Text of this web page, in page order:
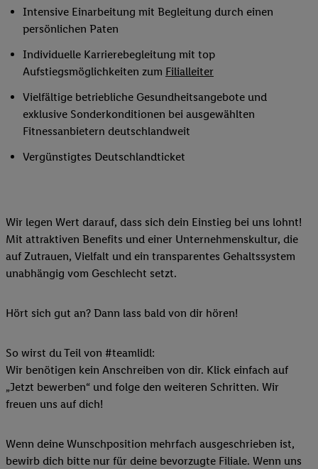
Intensive Einarbeitung mit Begleitung durch einen
persönlichen Paten
Individuelle Karrierebegleitung mit top
Aufstiegsmöglichkeiten zum Filialleiter
Vielfältige betriebliche Gesundheitsangebote und
exklusive Sonderkonditionen bei ausgewählten
Fitnessanbietern deutschlandweit
Vergünstigtes Deutschlandticket
Wir legen Wert darauf, dass sich dein Einstieg bei uns lohnt!
Mit attraktiven Benefits und einer Unternehmenskultur, die
auf Zutrauen, Vielfalt und ein transparentes Gehaltssystem
unabhängig vom Geschlecht setzt.
Hört sich gut an? Dann lass bald von dir hören!
So wirst du Teil von #teamlidl:
Wir benötigen kein Anschreiben von dir. Klick einfach auf
„Jetzt bewerben“ und folge den weiteren Schritten. Wir
freuen uns auf dich!
Wenn deine Wunschposition mehrfach ausgeschrieben ist,
bewirb dich bitte nur für deine bevorzugte Filiale. Wenn uns